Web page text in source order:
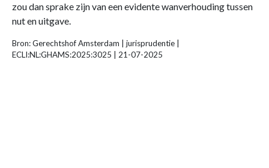
zou dan sprake zijn van een evidente wanverhouding tussen
nut en uitgave.
Bron: Gerechtshof Amsterdam | jurisprudentie |
ECLI:NL:GHAMS:2025:3025 | 21-07-2025